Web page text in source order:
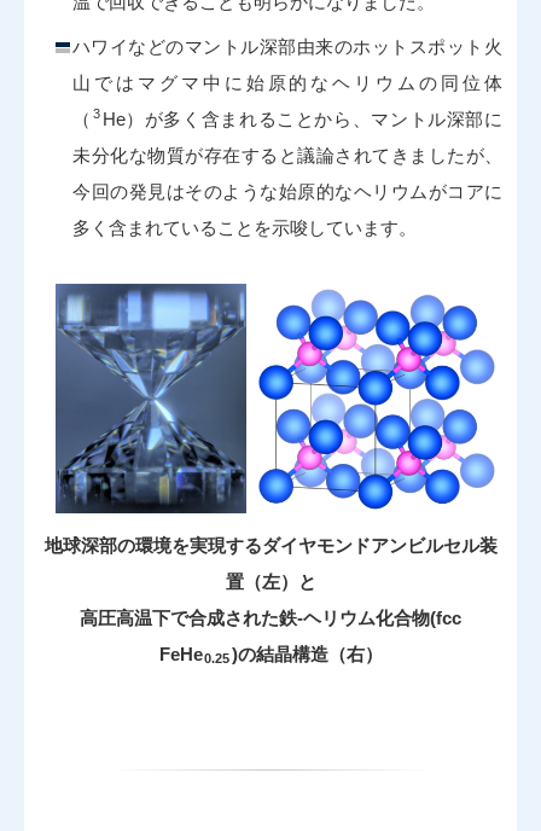
ハワイなどのマントル深部由来のホットスポット火
山ではマグマ中に始原的なヘリウムの同位体
（ 3 He）が多く含まれることから、マントル深部に
未分化な物質が存在すると議論されてきましたが、
今回の発見はそのような始原的なヘリウムがコアに
多く含まれていることを示唆しています。
地球深部の環境を実現するダイヤモンドアンビルセル装
置（左）と
高圧高温下で合成された鉄-ヘリウム化合物(fcc
FeHe0.25 )の結晶構造（右）